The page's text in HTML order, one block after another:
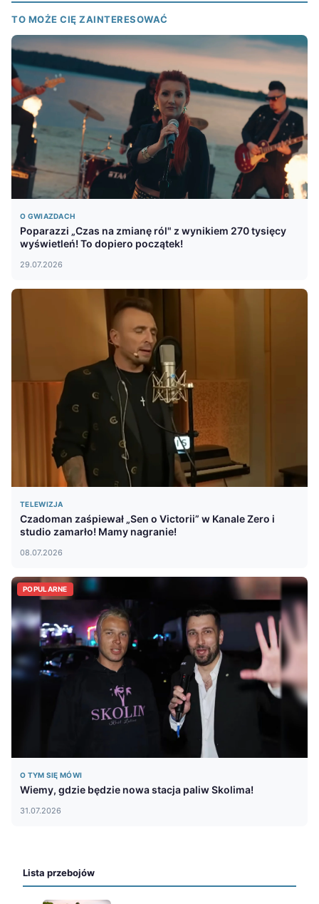
TO MOŻE CIĘ ZAINTERESOWAĆ
O GWIAZDACH
Poparazzi „Czas na zmianę ról" z wynikiem 270 tysięcy
wyświetleń! To dopiero początek!
29.07.2026
TELEWIZJA
Czadoman zaśpiewał „Sen o Victorii” w Kanale Zero i
studio zamarło! Mamy nagranie!
08.07.2026
POPULARNE
O TYM SIĘ MÓWI
Wiemy, gdzie będzie nowa stacja paliw Skolima!
31.07.2026
Lista przebojów